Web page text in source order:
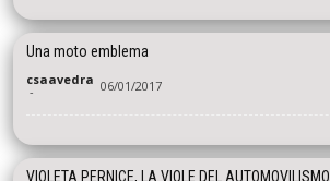
Una moto emblema
csaavedra
- 06/01/2017
VIOLETA PERNICE, LA VIOLE DEL AUTOMOVILISMO